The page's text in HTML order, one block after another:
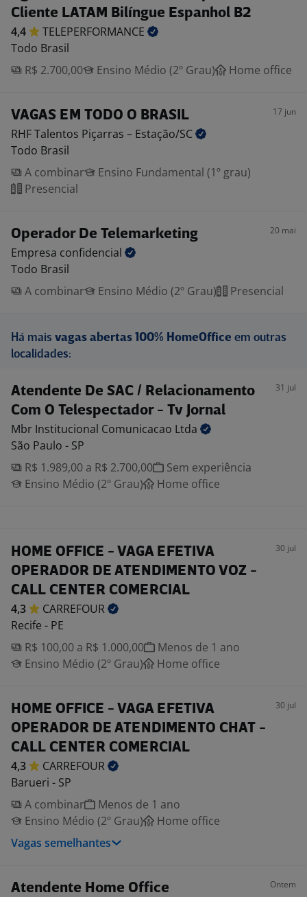
Cliente LATAM Bilíngue Espanhol B2
4,4
TELEPERFORMANCE
Todo Brasil
R$ 2.700,00
Ensino Médio (2º Grau) Home office
VAGAS EM TODO O BRASIL 17 jun
RHF Talentos Piçarras – Estação/SC
Todo Brasil
A combinar
Ensino Fundamental (1º grau)
Presencial
Operador De Telemarketing 20 mai
Empresa confidencial
Todo Brasil
A combinar
Ensino Médio (2º Grau) Presencial
Há mais vagas abertas 100% HomeOffice em outras
localidades:
Atendente De SAC / Relacionamento
Com O Telespectador - Tv Jornal
31 jul
Mbr Institucional Comunicacao Ltda
São Paulo - SP
R$ 1.989,00 a R$ 2.700,00
Sem experiência
Ensino Médio (2º Grau)
Home office
HOME OFFICE - VAGA EFETIVA
OPERADOR DE ATENDIMENTO VOZ -
CALL CENTER COMERCIAL
30 jul
4,3
CARREFOUR
Recife - PE
R$ 100,00 a R$ 1.000,00
Menos de 1 ano
Ensino Médio (2º Grau)
Home office
HOME OFFICE - VAGA EFETIVA
OPERADOR DE ATENDIMENTO CHAT -
CALL CENTER COMERCIAL
30 jul
4,3
CARREFOUR
Barueri - SP
A combinar
Menos de 1 ano
Ensino Médio (2º Grau)
Home office
Vagas semelhantes
Atendente Home Office Ontem